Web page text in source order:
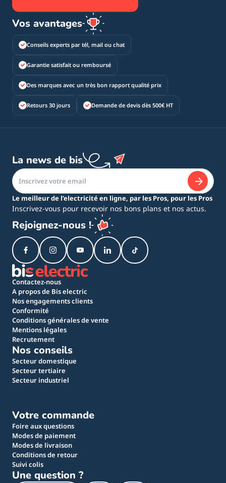
Vos avantages
Conseils experts par tél, mail ou chat
Garantie satisfait ou remboursé
Des marques avec un très bon rapport qualité prix
Retours 30 jours Demande de devis dès 500€ HT
La news de bis
Le meilleur de l’electricité en ligne, par les Pros, pour les Pros
Inscrivez-vous pour recevoir nos bons plans et nos actus.
Rejoignez-nous !
Contactez-nous
A propos de Bis electric
Nos engagements clients
Conformité
Conditions générales de vente
Mentions légales
Recrutement
Nos conseils
Secteur domestique
Secteur tertiaire
Secteur industriel
Votre commande
Foire aux questions
Modes de paiement
Modes de livraison
Conditions de retour
Suivi colis
Une question ?